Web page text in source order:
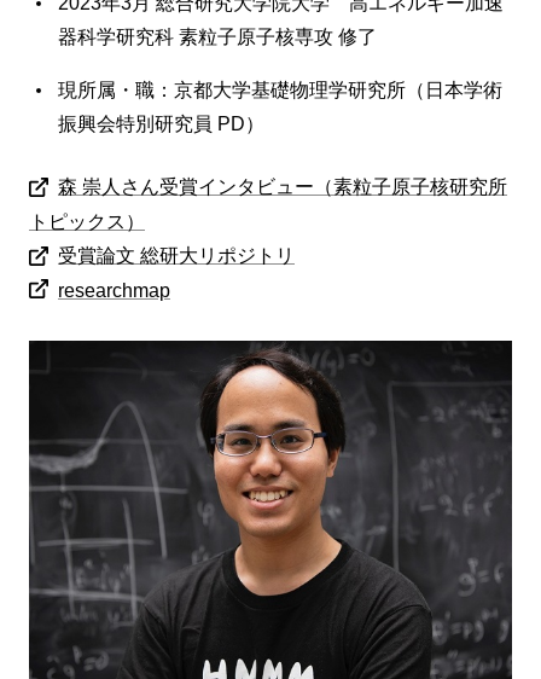
器科学研究科 素粒子原子核専攻 修了
現所属・職：京都大学基礎物理学研究所（日本学術
振興会特別研究員 PD）
森 崇人さん受賞インタビュー（素粒子原子核研究所
トピックス）
受賞論文 総研大リポジトリ
researchmap